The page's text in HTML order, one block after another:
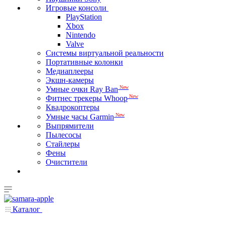
Игровые консоли
PlayStation
Xbox
Nintendo
Valve
Системы виртуальной реальности
Портативные колонки
Медиаплееры
Экшн-камеры
Умные очки Ray Ban New
Фитнес трекеры Whoop New
Квадрокоптеры
Умные часы Garmin New
Выпрямители
Пылесосы
Стайлеры
Фены
Очистители
Каталог